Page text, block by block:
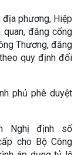
địa phương, Hiệp
quan, đăng cổng
Thương, đăng
quy định đối
phủ phê duyệt
Nghị định số
cho Bộ Công